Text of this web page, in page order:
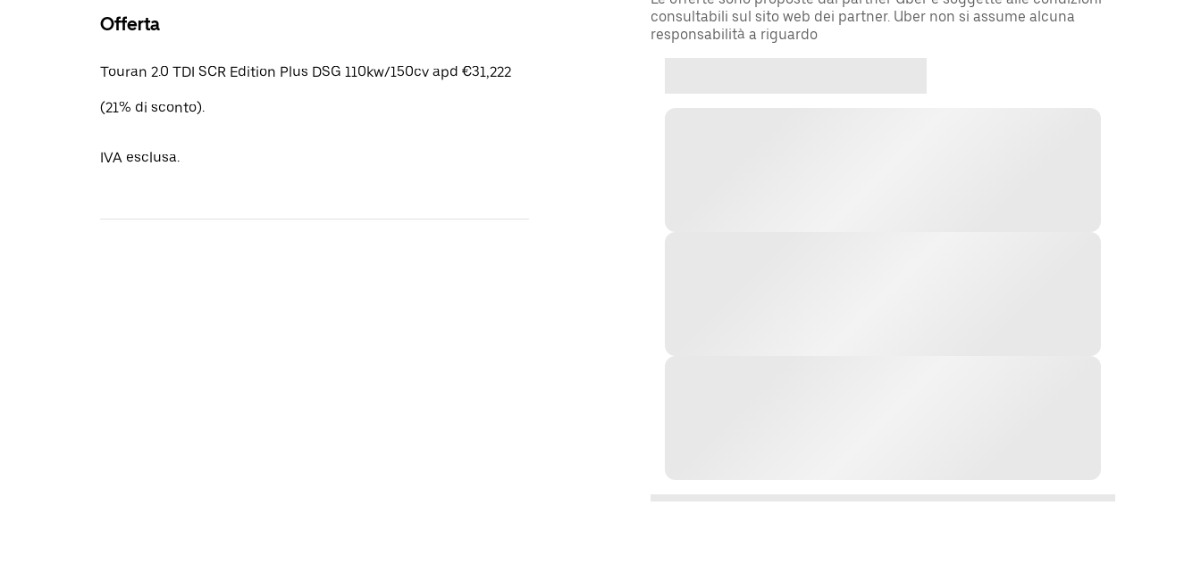
Offerta
Touran 2.0 TDI SCR Edition Plus DSG 110kw/150cv apd €31,222
(21% di sconto).
IVA esclusa.
consultabili sul sito web dei partner. Uber non si assume alcuna
responsabilità a riguardo